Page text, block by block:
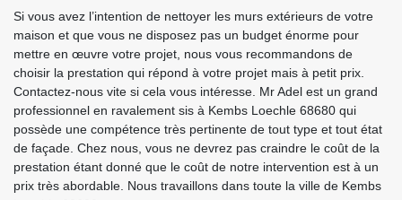
Si vous avez l’intention de nettoyer les murs extérieurs de votre
maison et que vous ne disposez pas un budget énorme pour
mettre en œuvre votre projet, nous vous recommandons de
choisir la prestation qui répond à votre projet mais à petit prix.
Contactez-nous vite si cela vous intéresse. Mr Adel est un grand
professionnel en ravalement sis à Kembs Loechle 68680 qui
possède une compétence très pertinente de tout type et tout état
de façade. Chez nous, vous ne devrez pas craindre le coût de la
prestation étant donné que le coût de notre intervention est à un
prix très abordable. Nous travaillons dans toute la ville de Kembs